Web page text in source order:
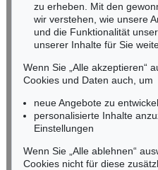
Nico Kassel,
Mobil: +49 (0)171
Keine Auktion
Wir informieren
zu erheben. Mit den
wir verstehen, wie unsere
und die Funktionalität
unserer Inhalte für Sie
Wenn Sie „Alle akzeptieren“
Cookies und Daten auch, um
neue Angebote zu
personalisierte Inhalte
Einstellungen
Wenn Sie „Alle ablehnen“
Cookies nicht für diese